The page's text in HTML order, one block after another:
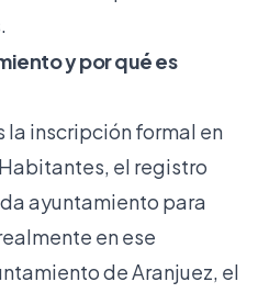
y por qué es
la inscripción formal en
el registro
ayuntamiento para
en ese
de Aranjuez, el